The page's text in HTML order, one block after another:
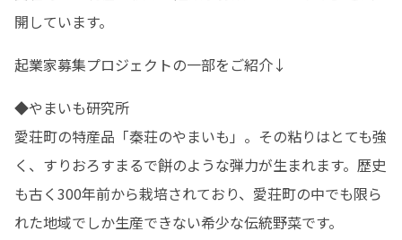
開しています。
起業家募集プロジェクトの一部をご紹介↓
◆やまいも研究所
愛荘町の特産品「秦荘のやまいも」。その粘りはとても強
く、すりおろすまるで餅のような弾力が生まれます。歴史
も古く300年前から栽培されており、愛荘町の中でも限ら
れた地域でしか生産できない希少な伝統野菜です。